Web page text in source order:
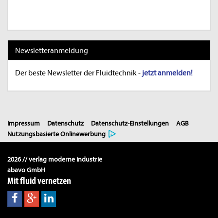
Newsletteranmeldung
Der beste Newsletter der Fluidtechnik - jetzt anmelden!
Impressum Datenschutz Datenschutz-Einstellungen
AGB
Nutzungsbasierte Onlinewerbung
2026 // verlag moderne industrie
abavo GmbH
Mit fluid vernetzen